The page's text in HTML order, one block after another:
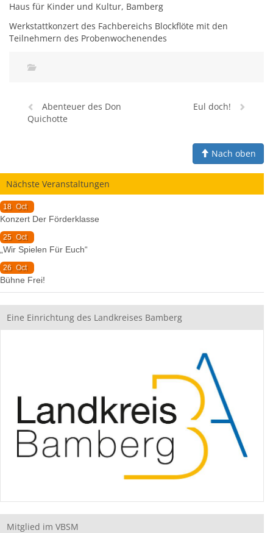
Haus für Kinder und Kultur, Bamberg
Werkstattkonzert des Fachbereichs Blockflöte mit den
Teilnehmern des Probenwochenendes
Abenteuer des Don
Quichotte
Eul doch!
Nach oben
Nächste Veranstaltungen
18 Oct
Konzert Der Förderklasse
25 Oct
„Wir Spielen Für Euch“
26 Oct
Bühne Frei!
Eine Einrichtung des Landkreises Bamberg
Mitglied im VBSM